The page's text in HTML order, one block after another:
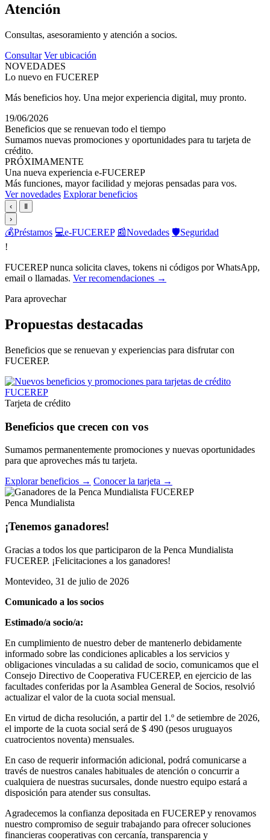
Atención
Consultas, asesoramiento y atención a socios.
Consultar Ver ubicación
NOVEDADES
Lo nuevo en FUCEREP
Más beneficios hoy. Una mejor experiencia digital, muy pronto.
19/06/2026
Beneficios que se renuevan todo el tiempo
Sumamos nuevas promociones y oportunidades para tu tarjeta de
crédito.
PRÓXIMAMENTE
Una nueva experiencia e-FUCEREP
Más funciones, mayor facilidad y mejoras pensadas para vos.
Ver novedades Explorar beneficios
‹
Ⅱ
›
💰Préstamos 💻e-FUCEREP 📰Novedades 🛡️Seguridad
!
FUCEREP nunca solicita claves, tokens ni códigos por WhatsApp,
email o llamadas. Ver recomendaciones →
Para aprovechar
Propuestas destacadas
Beneficios que se renuevan y experiencias para disfrutar con
FUCEREP.
Tarjeta de crédito
Beneficios que crecen con vos
Sumamos permanentemente promociones y nuevas oportunidades
para que aproveches más tu tarjeta.
Explorar beneficios → Conocer la tarjeta →
Penca Mundialista
¡Tenemos ganadores!
Gracias a todos los que participaron de la Penca Mundialista
FUCEREP. ¡Felicitaciones a los ganadores!
Montevideo, 31 de julio de 2026
Comunicado a los socios
Estimado/a socio/a:
En cumplimiento de nuestro deber de mantenerlo debidamente
informado sobre las condiciones aplicables a los servicios y
obligaciones vinculadas a su calidad de socio, comunicamos que el
Consejo Directivo de Cooperativa FUCEREP, en ejercicio de las
facultades conferidas por la Asamblea General de Socios, resolvió
actualizar el valor de la cuota social mensual.
En virtud de dicha resolución, a partir del 1.º de setiembre de 2026,
el importe de la cuota social será de $ 490 (pesos uruguayos
cuatrocientos noventa) mensuales.
En caso de requerir información adicional, podrá comunicarse a
través de nuestros canales habituales de atención o concurrir a
cualquiera de nuestras sucursales, donde nuestro equipo estará a
disposición para atender sus consultas.
Agradecemos la confianza depositada en FUCEREP y renovamos
nuestro compromiso de seguir trabajando para ofrecer soluciones
financieras cooperativas con cercanía, transparencia y